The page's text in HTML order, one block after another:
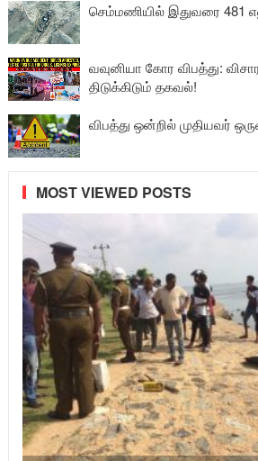
செம்மணியில் இதுவரை 481
வவுனியா கோர விபத்து:
திடுக்கிடும் தகவல்!
விபத்து ஒன்றில் முதியவர்
MOST VIEWED POSTS